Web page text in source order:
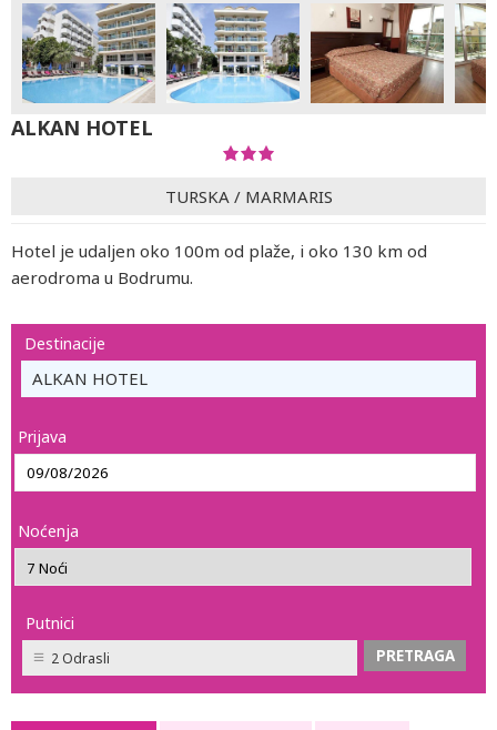
ALKAN HOTEL
TURSKA / MARMARIS
Hotel je udaljen oko 100m od plaže, i oko 130 km od
aerodroma u Bodrumu.
Destinacije
ALKAN HOTEL
Prijava
Noćenja
Putnici
2 Odrasli